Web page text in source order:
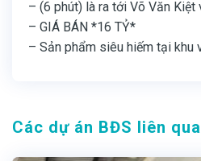
– (6 phút) là ra tới Võ Văn Kiệt
– GIÁ BÁN *16 TỶ*
– Sản phẩm siêu hiếm tại
Các dự án BĐS liên